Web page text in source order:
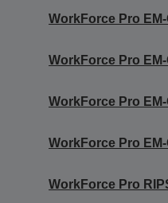
WorkForce Pro
WorkForce Pro
WorkForce Pro
WorkForce Pro
WorkForce Pro